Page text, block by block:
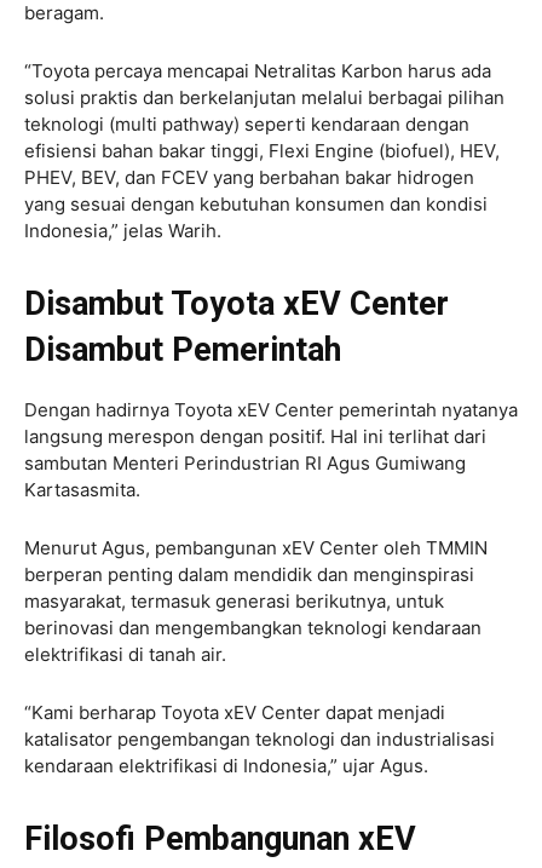
beragam.
“Toyota percaya mencapai Netralitas Karbon harus ada
solusi praktis dan berkelanjutan melalui berbagai pilihan
teknologi (multi pathway) seperti kendaraan dengan
efisiensi bahan bakar tinggi, Flexi Engine (biofuel), HEV,
PHEV, BEV, dan FCEV yang berbahan bakar hidrogen
yang sesuai dengan kebutuhan konsumen dan kondisi
Indonesia,” jelas Warih.
Disambut Toyota xEV Center
Disambut Pemerintah
Dengan hadirnya Toyota xEV Center pemerintah nyatanya
langsung merespon dengan positif. Hal ini terlihat dari
sambutan Menteri Perindustrian RI Agus Gumiwang
Kartasasmita.
Menurut Agus, pembangunan xEV Center oleh TMMIN
berperan penting dalam mendidik dan menginspirasi
masyarakat, termasuk generasi berikutnya, untuk
berinovasi dan mengembangkan teknologi kendaraan
elektrifikasi di tanah air.
“Kami berharap Toyota xEV Center dapat menjadi
katalisator pengembangan teknologi dan industrialisasi
kendaraan elektrifikasi di Indonesia,” ujar Agus.
Filosofi Pembangunan xEV